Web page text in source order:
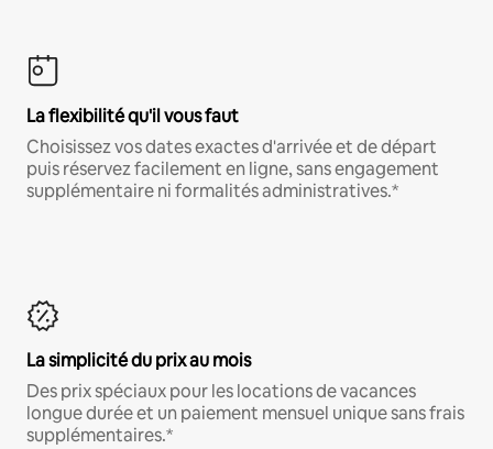
La flexibilité qu'il vous faut
Choisissez vos dates exactes d'arrivée et de départ
puis réservez facilement en ligne, sans engagement
supplémentaire ni formalités administratives.*
La simplicité du prix au mois
Des prix spéciaux pour les locations de vacances
longue durée et un paiement mensuel unique sans frais
supplémentaires.*